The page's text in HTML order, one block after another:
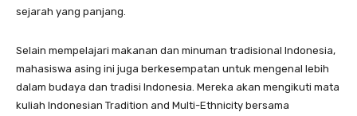
sejarah yang panjang.
Selain mempelajari makanan dan minuman tradisional Indonesia,
mahasiswa asing ini juga berkesempatan untuk mengenal lebih
dalam budaya dan tradisi Indonesia. Mereka akan mengikuti mata
kuliah Indonesian Tradition and Multi-Ethnicity bersama